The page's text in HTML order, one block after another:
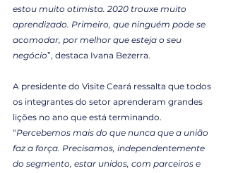
estou muito otimista. 2020 trouxe muito
aprendizado. Primeiro, que ninguém pode se
acomodar, por melhor que esteja o seu
negócio”, destaca Ivana Bezerra.
A presidente do Visite Ceará ressalta que todos
os integrantes do setor aprenderam grandes
lições no ano que está terminando.
“Percebemos mais do que nunca que a união
faz a força. Precisamos, independentemente
do segmento, estar unidos, com parceiros e